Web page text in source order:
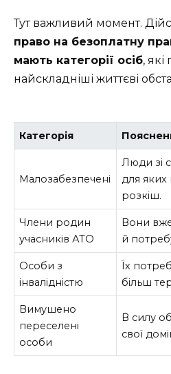
Тут важливий момент.
право на безоплатну
мають категорії осіб,
найскладніші життєві
Категорія
Малозабезпечені
Люди зі
для яких
розкіш.
Члени родин
учасників АТО
Вони
й
Особи з
інвалідністю
Їх
більш
Вимушено
переселені
особи
В силу
свої